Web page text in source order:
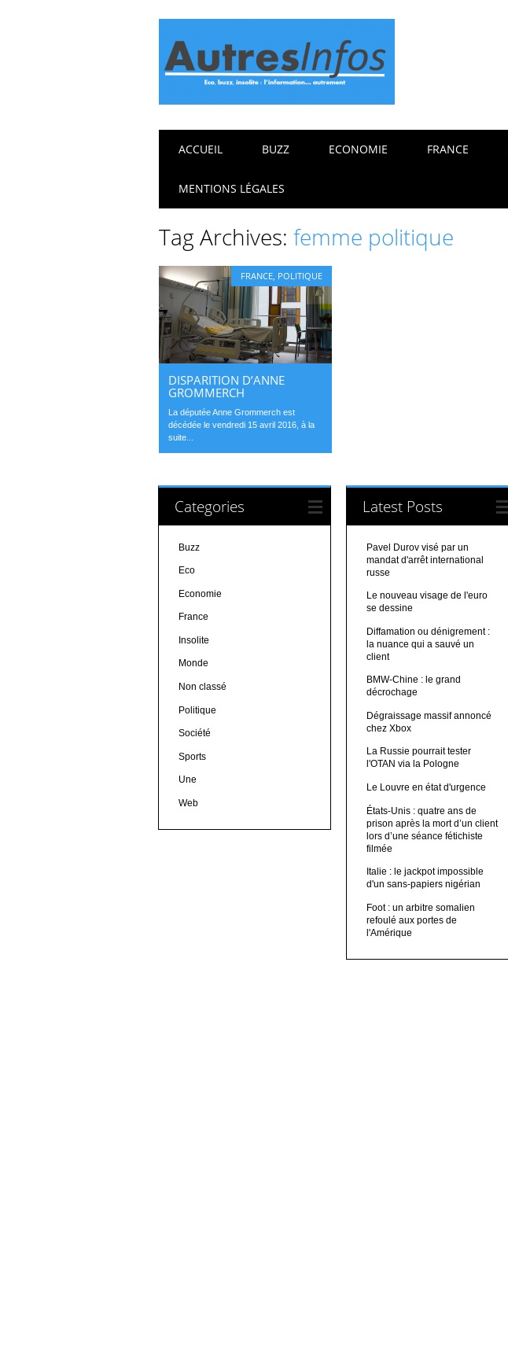
Main menu
ACCUEIL BUZZ ECONOMIE FRANCE
MENTIONS LÉGALES
Tag Archives:femme politique
FRANCE, POLITIQUE
DISPARITION D’ANNE
GROMMERCH
La députée Anne Grommerch est
décédée le vendredi 15 avril 2016, à la
suite...
Categories
Buzz
Eco
Economie
France
Insolite
Monde
Non classé
Politique
Société
Sports
Une
Web
Latest Posts
Pavel Durov visé par un
mandat d'arrêt international
russe
Le nouveau visage de l'euro
se dessine
Diffamation ou dénigrement :
la nuance qui a sauvé un
client
BMW-Chine : le grand
décrochage
Dégraissage massif annoncé
chez Xbox
La Russie pourrait tester
l'OTAN via la Pologne
Le Louvre en état d'urgence
États-Unis : quatre ans de
prison après la mort d’un client
lors d’une séance fétichiste
filmée
Italie : le jackpot impossible
d'un sans-papiers nigérian
Foot : un arbitre somalien
refoulé aux portes de
l'Amérique